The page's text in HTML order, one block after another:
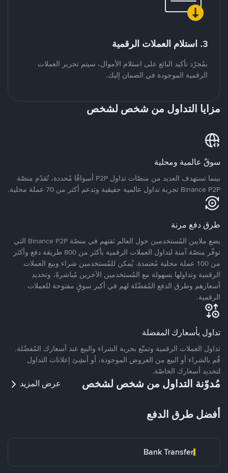
3. استلام العملات الرقمية
بمُجرّد تأكيد البائع على استلام الأموال، سيتم تحرير العملات
الرقمية الموجودة في الضمان إليك.
مزايا التداول من شخص لشخص
سوقٌ عالمية ومحلية
بينما تستهدف العديد من منصّات تداول P2P أسواقًا مُحددة، تُقدّم منصّة
Binance P2P تجربة تداول عالمية حقيقية وتدعم أكثر من 70 عملة محلية.
طرق دفع مرنة
يضع ملايين المُستخدمين حول العالم ثقتهم في منصّة Binance P2P التي
توفّر منصّة آمنة لتداول العملات الرقمية بأكثر من 800 طريقة دفع وأكثر
من 100 عملة محلية مُعتمدة. يُمكن للمُستخدمين شراء وبيع العملات
الرقمية وتداولها بسهولة مع المُستخدمين الآخرين مُباشرةً، وتحديد
أسعارهم وطرق الدفع المُفضّلة لهم في أكبر سوقٍ مفتوحة للعملات
الرقمية.
تداول بأسعارك المفضلة
تداول العملات الرقمية وتمتّع بحرية الشراء والبيع عند أسعارك المُفضّلة.
قُم بالشراء أو البيع من العروض الموجودة، أو أنشِئ إعلانات التداول
لتحديد أسعارك الخاصّة.
مُدوّنة التداول من شخص لشخص عرض المزيد
أفضل طرق الدفع
Bank Transfer